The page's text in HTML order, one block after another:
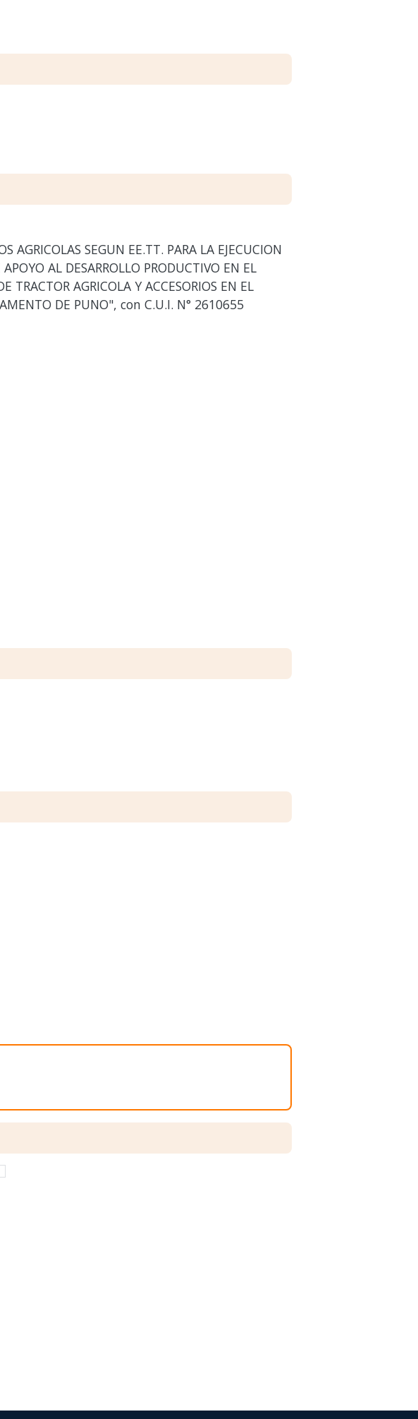
AGRICOLAS SEGUN EE.TT. PARA LA EJECUCION
AL DESARROLLO PRODUCTIVO EN EL
AGRICOLA Y ACCESORIOS EN EL
DE PUNO", con C.U.I. N° 2610655